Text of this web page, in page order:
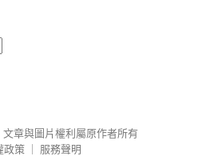
文章與圖片權利屬原作者所有
政策
服務聲明